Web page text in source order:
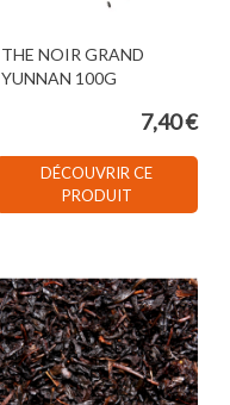
THE NOIR GRAND
YUNNAN 100G
7,40 €
DÉCOUVRIR CE
PRODUIT